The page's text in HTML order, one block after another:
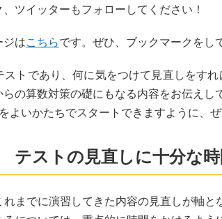
ツイッターもフォローしてください！
ジはこちらです。ぜひ、ブックマークをし
トであり、何に気をつけて見直しをす
の算数対策の礎にもなる内容をお伝えし
よいかたちでスタートできますように、
テストの見直しに十分な時
までに演習してきた内容の見直しが軸